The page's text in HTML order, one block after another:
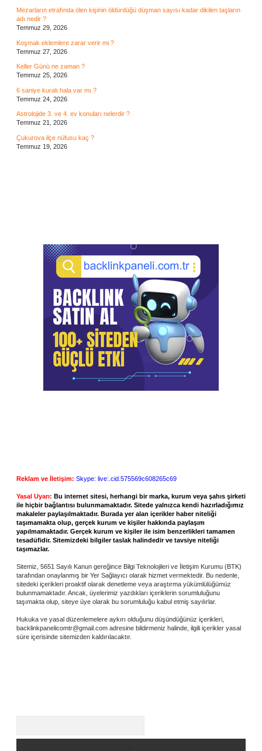
Mezarların etrafında ölen kişinin öldürdüğü düşman sayısı kadar dikilen taşların
adı nedir ?
Temmuz 29, 2026
Koşmak eklemlere zarar verir mi ?
Temmuz 27, 2026
Keller Günü ne zaman ?
Temmuz 25, 2026
6 saniye kuralı hala var mı ?
Temmuz 24, 2026
Astrolojide 3. ve 4. ev konuları nelerdir ?
Temmuz 21, 2026
Çukurova ilçe nüfusu kaç ?
Temmuz 19, 2026
Reklam ve İletişim: Skype: live:.cid.575569c608265c69
Yasal Uyarı: Bu internet sitesi, herhangi bir marka, kurum veya şahıs şirketi
ile hiçbir bağlantısı bulunmamaktadır. Sitede yalnızca kendi hazırladığımız
makaleler paylaşılmaktadır. Burada yer alan içerikler haber niteliği
taşımamakta olup, gerçek kurum ve kişiler hakkında paylaşım
yapılmamaktadır. Gerçek kurum ve kişiler ile isim benzerlikleri tamamen
tesadüfidir. Sitemizdeki bilgiler taslak halindedir ve tavsiye niteliği
taşımazlar.
Sitemiz, 5651 Sayılı Kanun gereğince Bilgi Teknolojileri ve İletişim Kurumu (BTK)
tarafından onaylanmış bir Yer Sağlayıcı olarak hizmet vermektedir. Bu nedenle,
sitedeki içerikleri proaktif olarak denetleme veya araştırma yükümlülüğümüz
bulunmamaktadır. Ancak, üyelerimiz yazdıkları içeriklerin sorumluluğunu
taşımakta olup, siteye üye olarak bu sorumluluğu kabul etmiş sayılırlar.
Hukuka ve yasal düzenlemelere aykırı olduğunu düşündüğünüz içerikleri,
backlinkpanelicomtr@gmail.com adresine bildirmeniz halinde, ilgili içerikler yasal
süre içerisinde sitemizden kaldırılacaktır.